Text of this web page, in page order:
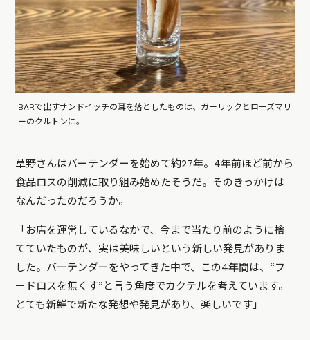
BARで出すサンドイッチの耳を落としたものは、ガーリックとローズマリ
ーのクルトンに。
草野さんはバーテンダーを始めて約27年。4年前ほど前から
食品ロスの削減に取り組み始めたそうだ。そのきっかけは
なんだったのだろうか。
「お店を運営しているなかで、今まで当たり前のように捨
てていたものが、実は美味しいという新しい発見がありま
した。バーテンダーをやってきた中で、この4年間は、“フ
ードロスを無くす”と言う角度でカクテルを考えています。
とても新鮮で新たな発想や発見があり、楽しいです」